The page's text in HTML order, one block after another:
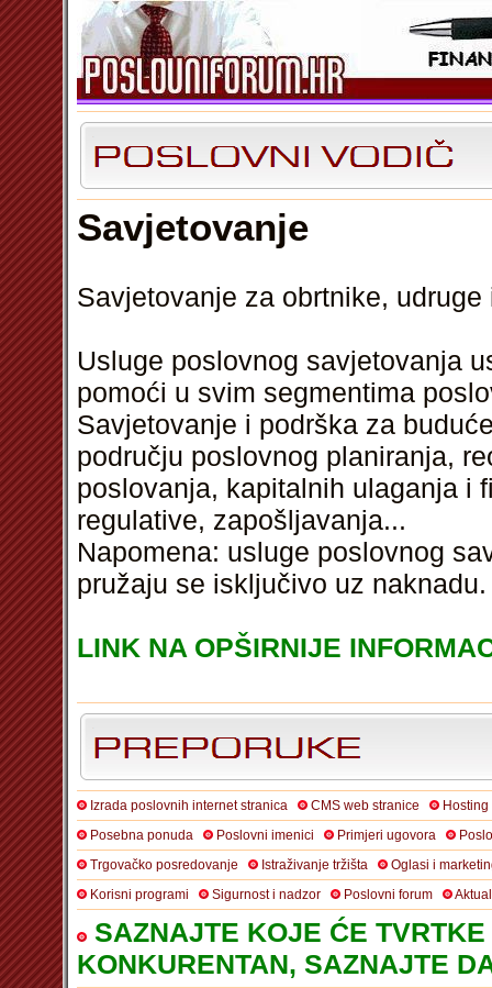
Savjetovanje
Savjetovanje za obrtnike,
Usluge poslovnog savjetovanja
pomoći u svim segmentima
Savjetovanje i podrška za
području poslovnog planiranja,
poslovanja, kapitalnih ulaganja i
regulative, zapošljavanja...
Napomena: usluge poslovnog
pružaju se isključivo uz naknadu.
LINK NA OPŠIRNIJE
Izrada poslovnih internet stranica CMS web stranice
Posebna ponuda
Poslovni imenici Primjeri ugovora
Trgovačko posredovanje
Istraživanje tržišta
Oglasi i
Korisni programi
Sigurnost i nadzor Poslovni forum
SAZNAJTE KOJE ĆE
KONKURENTAN, SAZNAJTE